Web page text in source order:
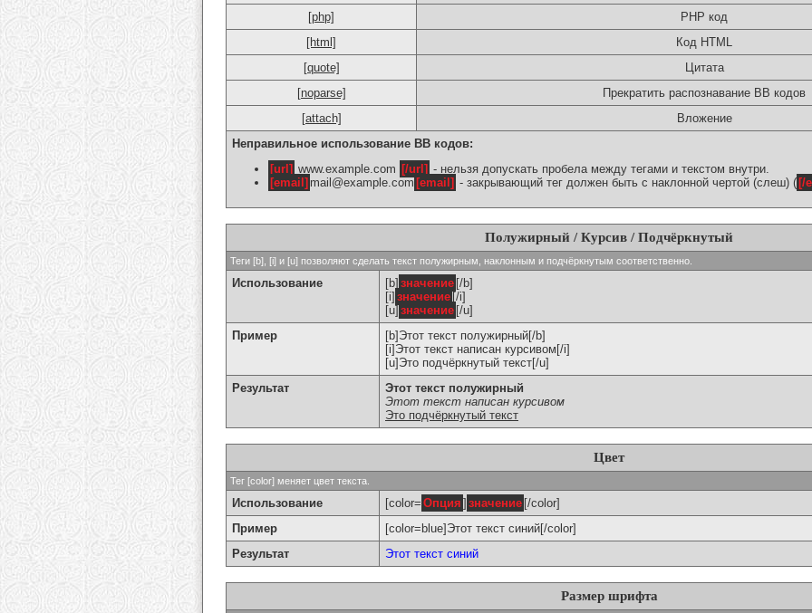
[php]
PHP код
[html]
Код HTML
[quote]
Цитата
[noparse]
Прекратить распознавание BB кодов
[attach]
Вложение
Неправильное использование BB кодов:
[url] www.example.com [/url] - нельзя допускать пробела между тегами и текстом внутри.
[email] mail@example.com [email] - закрывающий тег должен быть с наклонной чертой (слеш) ( [/
Полужирный / Курсив / Подчёркнутый
Теги [b], [i] и [u] позволяют сделать текст полужирным, наклонным и подчёркнутым соответственно.
Использование [b] значение [/b]
[i] значение [/i]
[u] значение [/u]
Пример
[b]Этот текст полужирный[/b]
[i]Этот текст написан курсивом[/i]
[u]Это подчёркнутый текст[/u]
Результат
Этот текст полужирный
Этот текст написан курсивом
Это подчёркнутый текст
Цвет
Тег [color] меняет цвет текста.
Использование [color= Опция ] значение [/color]
Пример
[color=blue]Этот текст синий[/color]
Результат
Этот текст синий
Размер шрифта